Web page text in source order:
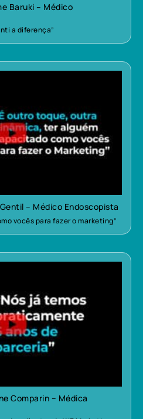
Baruki – Médico
a diferença”
– Médico Endoscopista
vocês para fazer o marketing”
Comparin – Médica